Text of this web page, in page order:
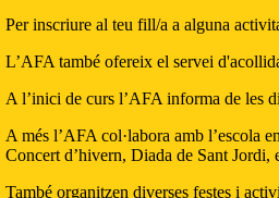
Per inscriure al teu fill/a a alguna
L’AFA també ofereix el servei
A l’inici de curs l’AFA informa de les
A més l’AFA col·labora amb l’escola
Concert d’hivern, Diada de Sant Jordi,
També organitzen diverses festes i